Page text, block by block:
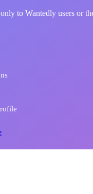
to Wantedly users or